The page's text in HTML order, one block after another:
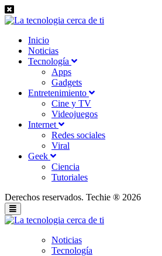
Inicio
Noticias
Tecnología
Apps
Gadgets
Entretenimiento
Cine y TV
Videojuegos
Internet
Redes sociales
Viral
Geek
Ciencia
Tutoriales
Derechos reservados. Techie ® 2026
Noticias
Tecnología